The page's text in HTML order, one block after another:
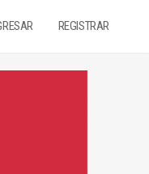
REGISTRAR